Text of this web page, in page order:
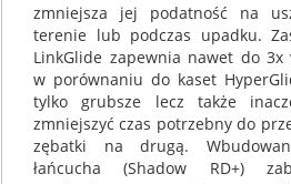
zmniejsza jej podatność na
terenie lub podczas upadku.
LinkGlide zapewnia nawet do 3x
w porównaniu do kaset
tylko grubsze lecz także
zmniejszyć czas potrzebny do
zębatki na drugą.
łańcucha (Shadow RD+)